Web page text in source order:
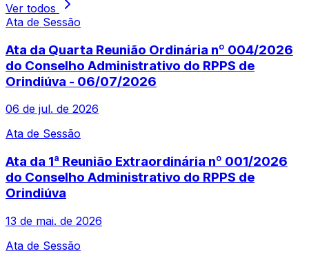
Ver todos
Ata de Sessão
Ata da Quarta Reunião Ordinária nº 004/2026
do Conselho Administrativo do RPPS de
Orindiúva - 06/07/2026
06 de jul. de 2026
Ata de Sessão
Ata da 1ª Reunião Extraordinária nº 001/2026
do Conselho Administrativo do RPPS de
Orindiúva
13 de mai. de 2026
Ata de Sessão